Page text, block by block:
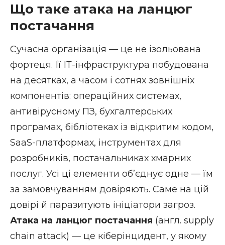
Що таке атака на ланцюг
постачання
Сучасна організація — це не ізольована
фортеця. Її ІТ-інфраструктура побудована
на десятках, а часом і сотнях зовнішніх
компонентів: операційних системах,
антивірусному ПЗ, бухгалтерських
програмах, бібліотеках із відкритим кодом,
SaaS-платформах, інструментах для
розробників, постачальниках хмарних
послуг. Усі ці елементи об’єднує одне — їм
за замовчуванням довіряють. Саме на цій
довірі й паразитують ініціатори загроз.
Атака на ланцюг постачання (англ. supply
chain attack) — це кіберінцидент, у якому